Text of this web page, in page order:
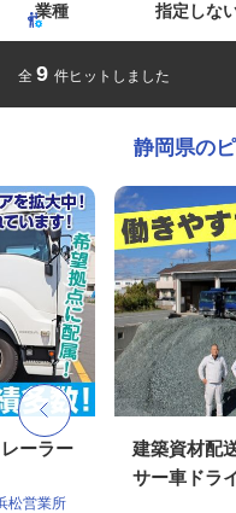
業種 指定しな
全 9 件ヒットしました
静岡県の
ーラー
松営業所
建築資材配
サー車ドラ